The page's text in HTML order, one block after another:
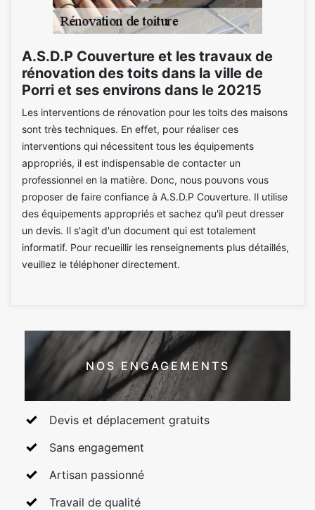
A.S.D.P Couverture et les travaux de
rénovation des toits dans la ville de
Porri et ses environs dans le 20215
Les interventions de rénovation pour les toits des maisons
sont très techniques. En effet, pour réaliser ces
interventions qui nécessitent tous les équipements
appropriés, il est indispensable de contacter un
professionnel en la matière. Donc, nous pouvons vous
proposer de faire confiance à A.S.D.P Couverture. Il utilise
des équipements appropriés et sachez qu'il peut dresser
un devis. Il s'agit d'un document qui est totalement
informatif. Pour recueillir les renseignements plus détaillés,
veuillez le téléphoner directement.
NOS ENGAGEMENTS
Devis et déplacement gratuits
Sans engagement
Artisan passionné
Travail de qualité